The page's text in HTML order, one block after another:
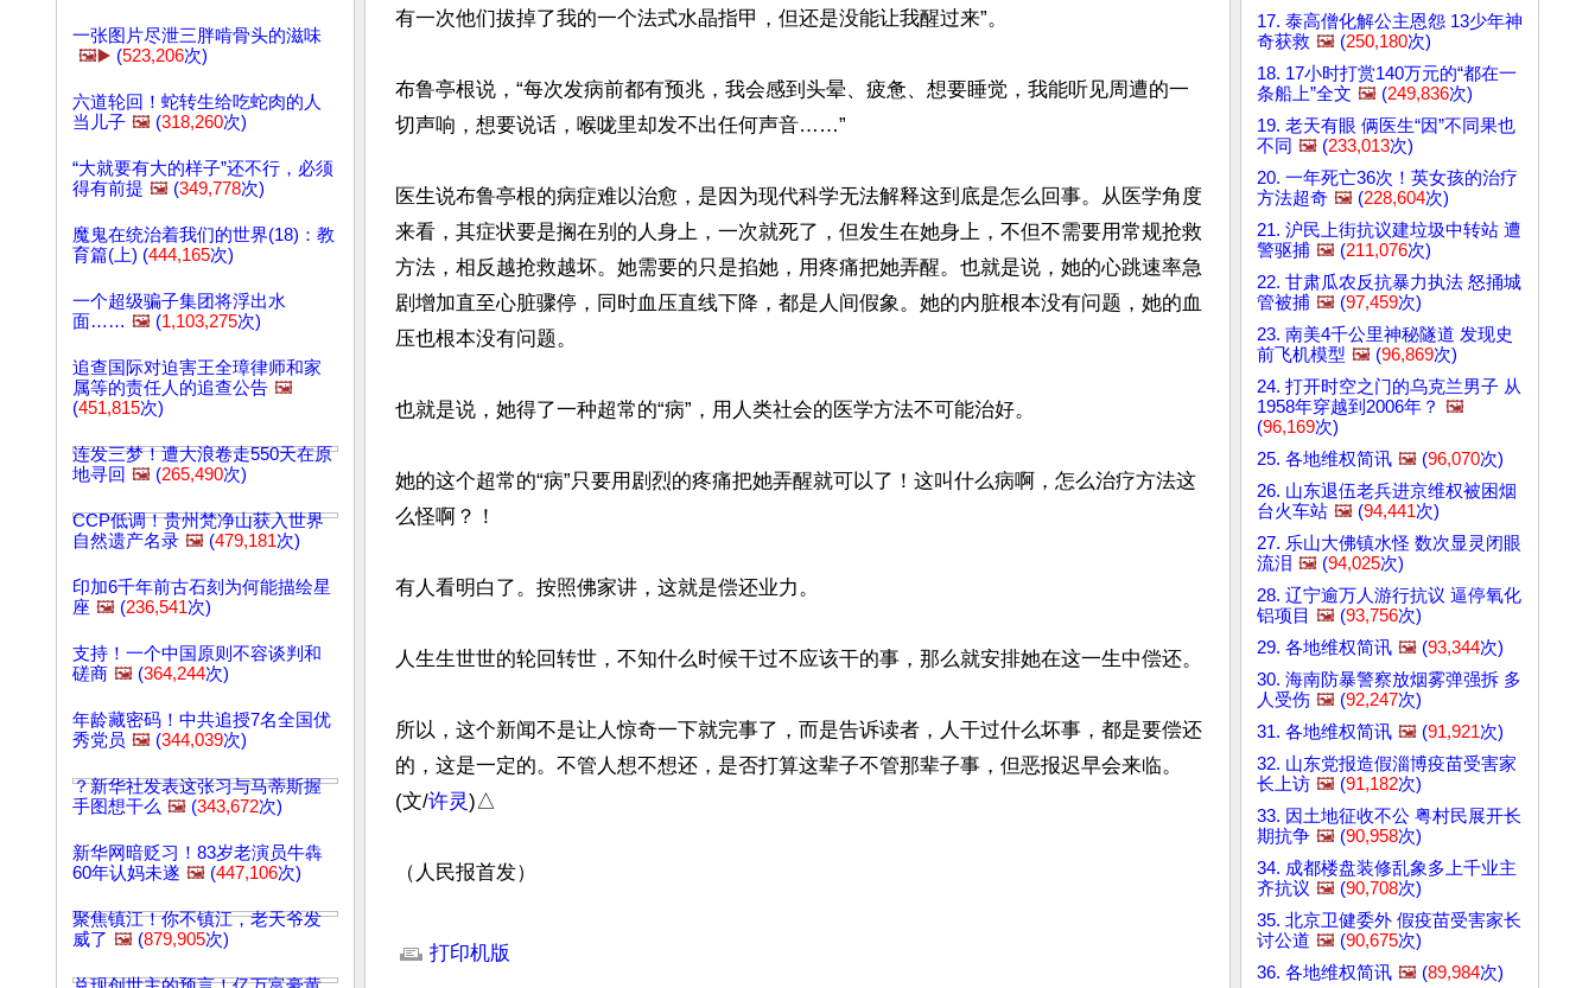
一张图片尽泄三胖啃骨头的滋味
🖼️▶️ (523,206次)
六道轮回！蛇转生给吃蛇肉的人
当儿子 🖼️ (318,260次)
“大就要有大的样子”还不行，必须
得有前提 🖼️ (349,778次)
魔鬼在统治着我们的世界(18)：教
育篇(上) (444,165次)
一个超级骗子集团将浮出水
面…… 🖼️ (1,103,275次)
追查国际对迫害王全璋律师和家
属等的责任人的追查公告 🖼️
(451,815次)
连发三梦！遭大浪卷走550天在原
地寻回 🖼️ (265,490次)
CCP低调！贵州梵净山获入世界
自然遗产名录 🖼️ (479,181次)
印加6千年前古石刻为何能描绘星
座 🖼️ (236,541次)
支持！一个中国原则不容谈判和
磋商 🖼️ (364,244次)
年龄藏密码！中共追授7名全国优
秀党员 🖼️ (344,039次)
？新华社发表这张习与马蒂斯握
手图想干么 🖼️ (343,672次)
新华网暗贬习！83岁老演员牛犇
60年认妈未遂 🖼️ (447,106次)
聚焦镇江！你不镇江，老天爷发
威了 🖼️ (879,905次)
有一次他们拔掉了我的一个法式水晶指甲，但还是没能让我醒过来”。
布鲁亭根说，“每次发病前都有预兆，我会感到头晕、疲惫、想要睡觉，我能听见周遭的一
切声响，想要说话，喉咙里却发不出任何声音……”
医生说布鲁亭根的病症难以治愈，是因为现代科学无法解释这到底是怎么回事。从医学角度
来看，其症状要是搁在别的人身上，一次就死了，但发生在她身上，不但不需要用常规抢救
方法，相反越抢救越坏。她需要的只是掐她，用疼痛把她弄醒。也就是说，她的心跳速率急
剧增加直至心脏骤停，同时血压直线下降，都是人间假象。她的内脏根本没有问题，她的血
压也根本没有问题。
也就是说，她得了一种超常的“病”，用人类社会的医学方法不可能治好。
她的这个超常的“病”只要用剧烈的疼痛把她弄醒就可以了！这叫什么病啊，怎么治疗方法这
么怪啊？！
有人看明白了。按照佛家讲，这就是偿还业力。
人生生世世的轮回转世，不知什么时候干过不应该干的事，那么就安排她在这一生中偿还。
所以，这个新闻不是让人惊奇一下就完事了，而是告诉读者，人干过什么坏事，都是要偿还
的，这是一定的。不管人想不想还，是否打算这辈子不管那辈子事，但恶报迟早会来临。
(文/许灵)△
（人民报首发）
打印机版
17. 泰高僧化解公主恩怨 13少年神
奇获救 🖼️ (250,180次)
18. 17小时打赏140万元的“都在一
条船上”全文 🖼️ (249,836次)
19. 老天有眼 俩医生“因”不同果也
不同 🖼️ (233,013次)
20. 一年死亡36次！英女孩的治疗
方法超奇 🖼️ (228,604次)
21. 沪民上街抗议建垃圾中转站 遭
警驱捕 🖼️ (211,076次)
22. 甘肃瓜农反抗暴力执法 怒捅城
管被捕 🖼️ (97,459次)
23. 南美4千公里神秘隧道 发现史
前飞机模型 🖼️ (96,869次)
24. 打开时空之门的乌克兰男子 从
1958年穿越到2006年？ 🖼️
(96,169次)
25. 各地维权简讯 🖼️ (96,070次)
26. 山东退伍老兵进京维权被困烟
台火车站 🖼️ (94,441次)
27. 乐山大佛镇水怪 数次显灵闭眼
流泪 🖼️ (94,025次)
28. 辽宁逾万人游行抗议 逼停氧化
铝项目 🖼️ (93,756次)
29. 各地维权简讯 🖼️ (93,344次)
30. 海南防暴警察放烟雾弹强拆 多
人受伤 🖼️ (92,247次)
31. 各地维权简讯 🖼️ (91,921次)
32. 山东党报造假淄博疫苗受害家
长上访 🖼️ (91,182次)
33. 因土地征收不公 粤村民展开长
期抗争 🖼️ (90,958次)
34. 成都楼盘装修乱象多上千业主
齐抗议 🖼️ (90,708次)
35. 北京卫健委外 假疫苗受害家长
讨公道 🖼️ (90,675次)
36. 各地维权简讯 🖼️ (89,984次)